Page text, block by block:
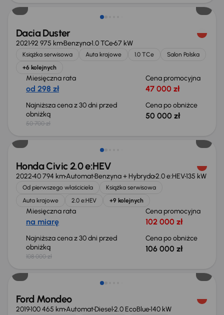
Dacia Duster
202192 975 kmBenzyna1.0 TCe67 kW
Książka serwisowa Auta krajowe 1.0 TCe
Salon Polska
+6 kolejnych
Miesięczna rata
od 298 zł
Cena promocyjna
47 000 zł
Najniższa cena z 30 dni przed
obniżką
50 700 zł
Cena po obniżce
50 000 zł
Taniej o 2 000 zł
Honda Civic 2.0 e:HEV
202240 794 kmAutomatBenzyna + Hybryda2.0 e:HEV135 kW
Od pierwszego właściciela
Książka serwisowa
Auta krajowe
2.0 e:HEV +9 kolejnych
Miesięczna rata
na miarę
Cena promocyjna
102 000 zł
Najniższa cena z 30 dni przed
obniżką
108 000 zł
Cena po obniżce
106 000 zł
Ford Mondeo
2019100 465 kmAutomatDiesel2.0 EcoBlue140 kW